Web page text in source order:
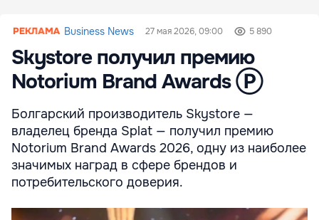
Business News 27 мая 2026, 09:00 5 890
Skystore получил премию
Notorium Brand Awards Ⓟ
Болгарский производитель Skystore —
владелец бренда Splat — получил премию
Notorium Brand Awards 2026, одну из наиболее
значимых наград в сфере брендов и
потребительского доверия.